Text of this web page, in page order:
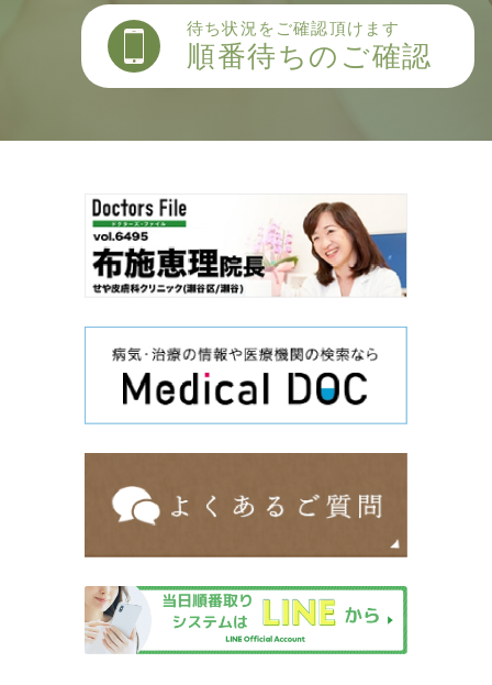
待ち状況をご確認頂けます
順番待ちのご確認